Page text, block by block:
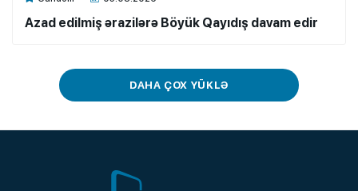
Azad edilmiş ərazilərə Böyük Qayıdış davam edir
DAHA ÇOX YÜKLƏ